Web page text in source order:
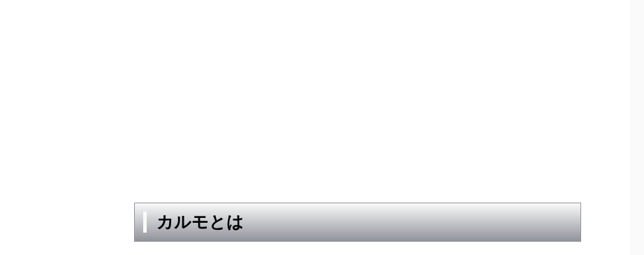
カルモとは